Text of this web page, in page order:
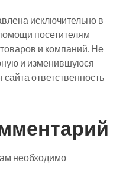
исключительно в
посетителям
и компаний. Не
и изменившуюся
ответственность
необходимо